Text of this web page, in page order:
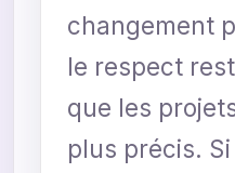
changement
le respect
que les
plus précis.